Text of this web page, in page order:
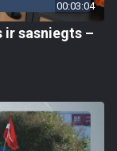
00:03:04
ir sasniegts –